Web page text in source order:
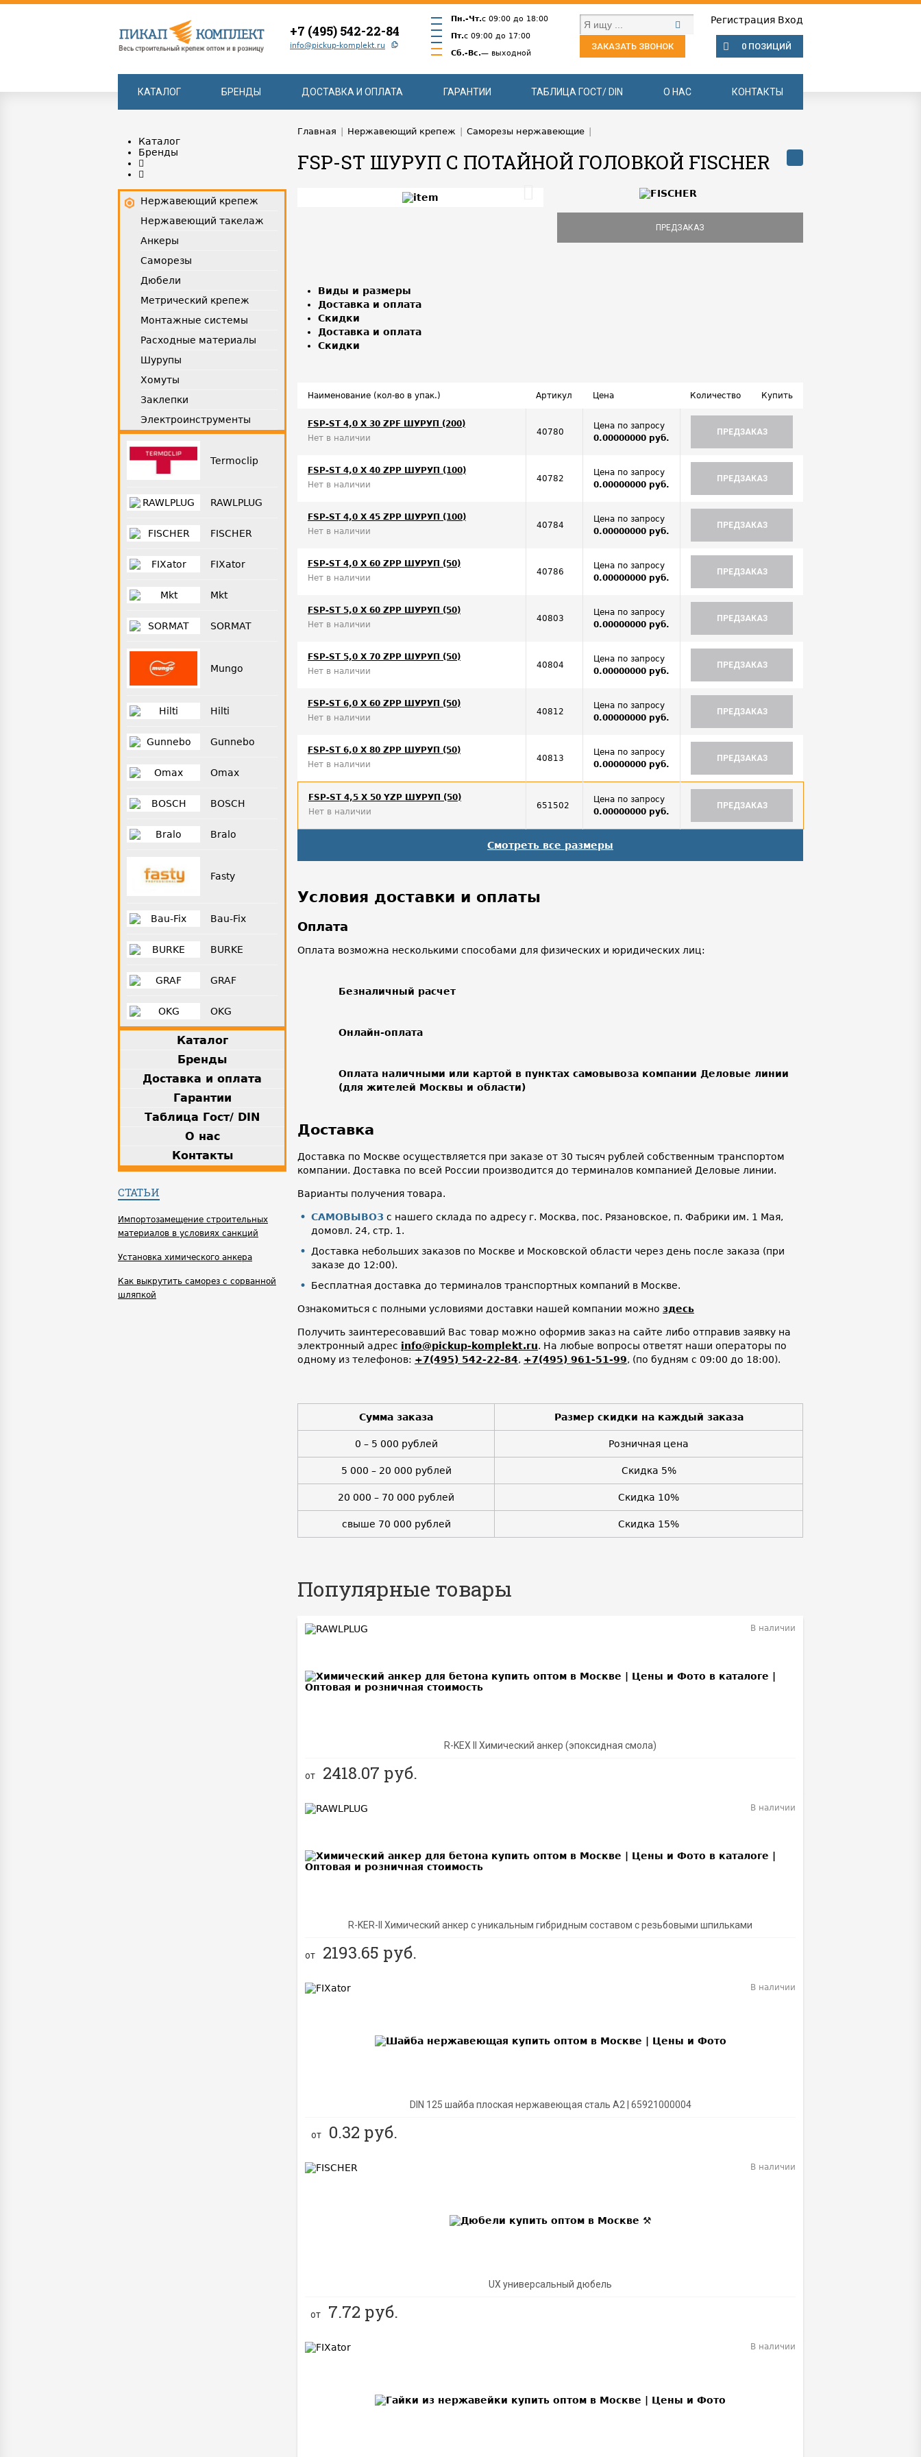
+7 (495) 542-22-84
info@pickup-komplekt.ru
Пн.-Чт.с 09:00 до 18:00
Пт.с 09:00 до 17:00
Сб.-Вс.— выходной
Регистрация Вход
ЗАКАЗАТЬ ЗВОНОК 0 ПОЗИЦИЙ
КАТАЛОГ БРЕНДЫ ДОСТАВКА И ОПЛАТА ГАРАНТИИ ТАБЛИЦА ГОСТ/ DIN О НАС КОНТАКТЫ
Каталог
Бренды
Нержавеющий крепеж
Нержавеющий такелаж
Анкеры
Саморезы
Дюбели
Метрический крепеж
Монтажные системы
Расходные материалы
Шурупы
Хомуты
Заклепки
Электроинструменты
Termoclip
RAWLPLUG
FISCHER
FIXator
Mkt
SORMAT
Mungo
Hilti
Gunnebo
Omax
BOSCH
Bralo
Fasty
Bau-Fix
BURKE
GRAF
OKG
Каталог
Бренды
Доставка и оплата
Гарантии
Таблица Гост/ DIN
О нас
Контакты
СТАТЬИ
Импортозамещение строительных
материалов в условиях санкций
Установка химического анкера
Как выкрутить саморез с сорванной
шляпкой
Главная Нержавеющий крепеж Саморезы нержавеющие
FSP-ST ШУРУП С ПОТАЙНОЙ ГОЛОВКОЙ FISCHER
ПРЕДЗАКАЗ
Виды и размеры
Доставка и оплата
Скидки
Доставка и оплата
Скидки
Наименование (кол-во в упак.) Артикул Цена Количество Купить
FSP-ST 4,0 X 30 ZPF ШУРУП (200)
Нет в наличии
40780
Цена по запросу
0.00000000 руб.
ПРЕДЗАКАЗ
FSP-ST 4,0 X 40 ZPP ШУРУП (100)
Нет в наличии
40782
Цена по запросу
0.00000000 руб.
ПРЕДЗАКАЗ
FSP-ST 4,0 X 45 ZPP ШУРУП (100)
Нет в наличии
40784
Цена по запросу
0.00000000 руб.
ПРЕДЗАКАЗ
FSP-ST 4,0 X 60 ZPP ШУРУП (50)
Нет в наличии
40786
Цена по запросу
0.00000000 руб.
ПРЕДЗАКАЗ
FSP-ST 5,0 X 60 ZPP ШУРУП (50)
Нет в наличии
40803
Цена по запросу
0.00000000 руб.
ПРЕДЗАКАЗ
FSP-ST 5,0 X 70 ZPP ШУРУП (50)
Нет в наличии
40804
Цена по запросу
0.00000000 руб.
ПРЕДЗАКАЗ
FSP-ST 6,0 X 60 ZPP ШУРУП (50)
Нет в наличии
40812
Цена по запросу
0.00000000 руб.
ПРЕДЗАКАЗ
FSP-ST 6,0 X 80 ZPP ШУРУП (50)
Нет в наличии
40813
Цена по запросу
0.00000000 руб.
ПРЕДЗАКАЗ
FSP-ST 4,5 X 50 YZP ШУРУП (50)
Нет в наличии
651502
Цена по запросу
0.00000000 руб.
ПРЕДЗАКАЗ
Смотреть все размеры
Условия доставки и оплаты
Оплата
Оплата возможна несколькими способами для физических и юридических лиц:
Безналичный расчет
Онлайн-оплата
Оплата наличными или картой в пунктах самовывоза компании Деловые линии
(для жителей Москвы и области)
Доставка
Доставка по Москве осуществляется при заказе от 30 тысяч рублей собственным транспортом
компании. Доставка по всей России производится до терминалов компанией Деловые линии.
Варианты получения товара.
САМОВЫВОЗ с нашего склада по адресу г. Москва, пос. Рязановское, п. Фабрики им. 1 Мая,
домовл. 24, стр. 1.
Доставка небольших заказов по Москве и Московской области через день после заказа (при
заказе до 12:00).
Бесплатная доставка до терминалов транспортных компаний в Москве.
Ознакомиться с полными условиями доставки нашей компании можно здесь
Получить заинтересовавший Вас товар можно оформив заказ на сайте либо отправив заявку на
электронный адрес info@pickup-komplekt.ru. На любые вопросы ответят наши операторы по
одному из телефонов: +7(495) 542-22-84, +7(495) 961-51-99, (по будням с 09:00 до 18:00).
Сумма заказа Размер скидки на каждый заказа
0 – 5 000 рублей Розничная цена
5 000 – 20 000 рублей Скидка 5%
20 000 – 70 000 рублей Скидка 10%
свыше 70 000 рублей Скидка 15%
Популярные товары
R-KEX II Химический анкер (эпоксидная смола)
В наличии
от 2418.07 руб.
R-KER-II Химический анкер с уникальным гибридным составом с резьбовыми шпильками
В наличии
от 2193.65 руб.
DIN 125 шайба плоская нержавеющая сталь A2 | 65921000004
В наличии
от 0.32 руб.
UX универсальный дюбель
В наличии
от 7.72 руб.
В наличии